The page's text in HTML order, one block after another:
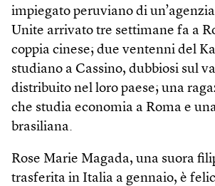
impiegato peruviano di
Unite arrivato tre settimane fa a
coppia cinese; due ventenni del
studiano a Cassino, dubbiosi sul
distribuito nel loro paese; una
che studia economia a Roma e
brasiliana.
Rose Marie Magada, una suora
trasferita in Italia a gennaio, è